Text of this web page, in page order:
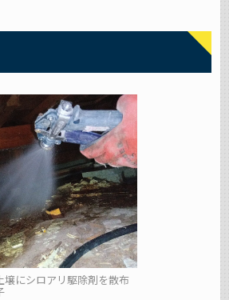
壌にシロアリ駆除剤を散布